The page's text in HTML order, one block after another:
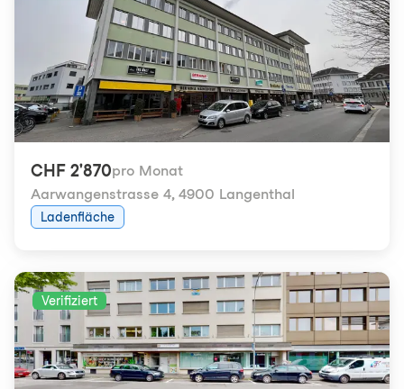
CHF 2'870pro Monat
Aarwangenstrasse 4, 4900 Langenthal
Ladenfläche
Verifiziert